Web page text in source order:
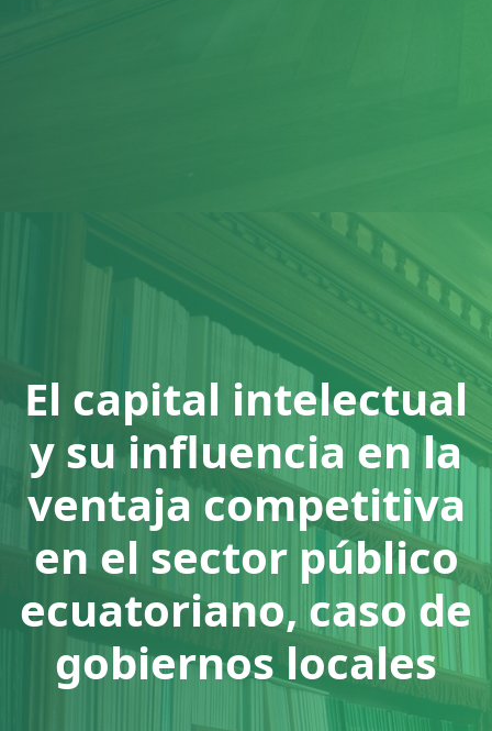
El capital intelectual
y su influencia en la
ventaja competitiva
en el sector público
ecuatoriano, caso de
gobiernos locales